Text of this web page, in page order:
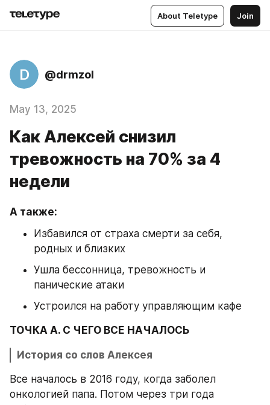
About Teletype Join
D @drmzol
May 13, 2025
Как Алексей снизил
тревожность на 70% за 4
недели
А также:
Избавился от страха смерти за себя,
родных и близких
Ушла бессонница, тревожность и
панические атаки
Устроился на работу управляющим кафе
ТОЧКА А. С ЧЕГО ВСЕ НАЧАЛОСЬ
История со слов Алексея
Все началось в 2016 году, когда заболел
онкологией папа. Потом через три года